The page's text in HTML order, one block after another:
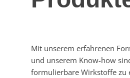
Mit unserem erfahrenen
und unserem Know-how
formulierbare Wirkstoffe zu